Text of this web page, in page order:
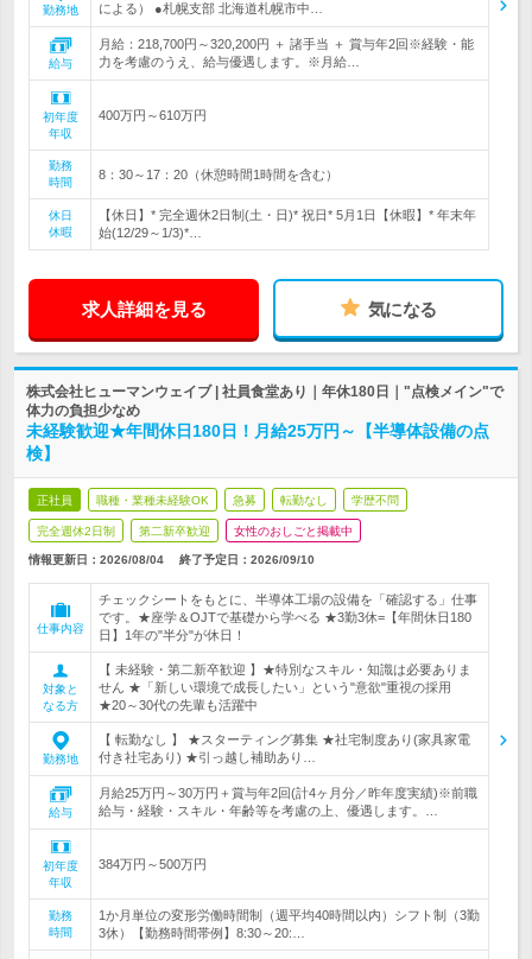
勤務地
による） ●札幌支部 北海道札幌市中…
給与
月給：218,700円～320,200円 ＋ 諸手当 ＋ 賞与年2回※経験・能
力を考慮のうえ、給与優遇します。※月給…
初年度
年収
400万円～610万円
勤務
時間
8：30～17：20（休憩時間1時間を含む）
休日
休暇
【休日】* 完全週休2日制(土・日)* 祝日* 5月1日【休暇】* 年末年
始(12/29～1/3)*…
求人詳細を見る 気になる
株式会社ヒューマンウェイブ | 社員食堂あり｜年休180日｜"点検メイン"で
体力の負担少なめ
未経験歓迎★年間休日180日！月給25万円～【半導体設備の点
検】
正社員 職種・業種未経験OK 急募 転勤なし 学歴不問
完全週休2日制 第二新卒歓迎 女性のおしごと掲載中
情報更新日：2026/08/04 終了予定日： 2026/09/10
仕事内容
チェックシートをもとに、半導体工場の設備を「確認する」仕事
です。★座学＆OJTで基礎から学べる ★3勤3休=【年間休日180
日】1年の"半分"が休日！
対象と
なる方
【 未経験・第二新卒歓迎 】★特別なスキル・知識は必要ありま
せん ★「新しい環境で成長したい」という"意欲"重視の採用
★20～30代の先輩も活躍中
勤務地
【 転勤なし 】 ★スターティング募集 ★社宅制度あり(家具家電
付き社宅あり) ★引っ越し補助あり…
給与
月給25万円～30万円＋賞与年2回(計4ヶ月分／昨年度実績)※前職
給与・経験・スキル・年齢等を考慮の上、優遇します。…
初年度
年収
384万円～500万円
勤務
時間
1か月単位の変形労働時間制（週平均40時間以内）シフト制（3勤
3休）【勤務時間帯例】8:30～20:…